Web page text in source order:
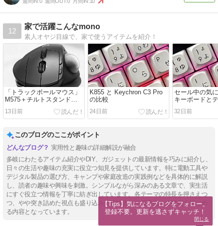
12
家で活躍こんなmono
素人オヤジ目線で、家で使うアイテムを紹介！
「トラックボールマウス」
M575＋チルトスタンドは
ERGO Sの代替になるの
か？
13日前
K855 と Keychron C3 Pro
の比較
24日前
セール中の気
キーボードと
32日前
このブログのここがポイント
実用性と趣味の詳細解説が融合
多岐にわたるアイテム紹介やDIY、ガジェットの最新情報を巧みに紹介し、
日々の生活や趣味の充実に役立つ知見を提供しています。特に電動工具や
デジタル製品の選び方、キャンプや家庭改造の実践例などを具体的に解説
し、読者の趣味や興味を刺激。シンプルながら深みのある文章で、実生活
にすぐ役立つ情報を丁寧に紡ぎ出しています。各テーマの特長を押さえつ
つ、やや突き詰めた視点も盛り込み、趣味人から日常品まで幅広く楽しめ
る内容となっています。
【Tips】気になるブログをフォロー。
登録不要。更新を逃さずキャッチ！
閉じる